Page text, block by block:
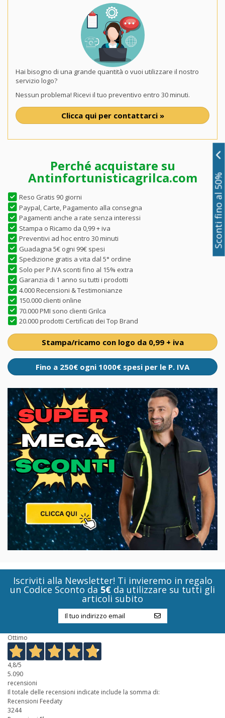
Hai bisogno di una grande quantità o vuoi utilizzare il nostro
servizio logo?
Nessun problema! Ricevi il tuo preventivo entro 30 minuti.
Clicca qui per contattarci »
Perché acquistare su
Antinfortunisticagrilca.com
Reso Gratis 90 giorni
Paypal, Carte, Pagamento alla consegna
Pagamenti anche a rate senza interessi
Stampa o Ricamo da 0,99 + iva
Preventivi ad hoc entro 30 minuti
Guadagna 5€ ogni 99€ spesi
Spedizione gratis a vita dal 5° ordine
Solo per P.IVA sconti fino al 15% extra
Garanzia di 1 anno su tutti i prodotti
4.000 Recensioni & Testimonianze
150.000 clienti online
70.000 PMI sono clienti Grilca
20.000 prodotti Certificati dei Top Brand
Stampa/ricamo con logo da 0,99 + iva
Fino a 250€ ogni 1000€ spesi per le P. IVA
Iscriviti alla Newsletter! Ti invieremo in regalo
un Codice Sconto da 5€ da utilizzare su tutti gli
articoli subito
Ottimo
4,8/5
5.090
recensioni
Il totale delle recensioni indicate include la somma di:
Recensioni Feedaty
3244
Sconti fino al 50%